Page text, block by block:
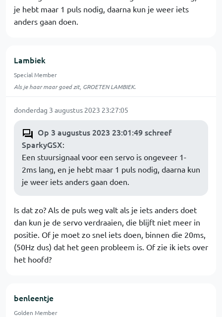
je hebt maar 1 puls nodig, daarna kun je weer iets
anders gaan doen.
Lambiek
Special Member
Als je haar maar goed zit, GROETEN LAMBIEK.
donderdag 3 augustus 2023 23:27:05
Op 3 augustus 2023 23:01:49 schreef
SparkyGSX:
Een stuursignaal voor een servo is ongeveer 1-
2ms lang, en je hebt maar 1 puls nodig, daarna kun
je weer iets anders gaan doen.
Is dat zo? Als de puls weg valt als je iets anders doet
dan kun je de servo verdraaien, die blijft niet meer in
positie. Of je moet zo snel iets doen, binnen die 20ms,
(50Hz dus) dat het geen probleem is. Of zie ik iets over
het hoofd?
benleentje
Golden Member